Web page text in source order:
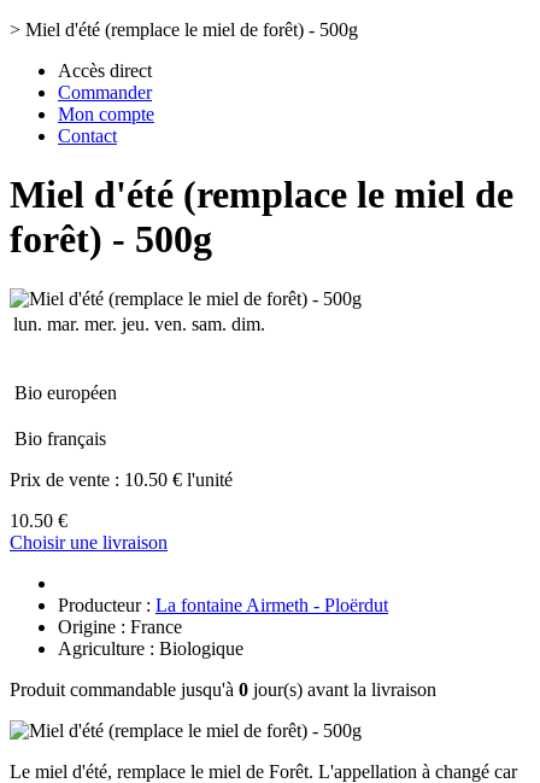
> Miel d'été (remplace le miel de forêt) - 500g
Accès direct
Commander
Mon compte
Contact
Miel d'été (remplace le miel de
forêt) - 500g
lun. mar. mer. jeu. ven. sam. dim.
Bio européen
Bio français
Prix de vente : 10.50 € l'unité
10.50 €
Choisir une livraison
Producteur : La fontaine Airmeth - Ploërdut
Origine : France
Agriculture : Biologique
Produit commandable jusqu'à 0 jour(s) avant la livraison
Le miel d'été, remplace le miel de Forêt. L'appellation à changé car